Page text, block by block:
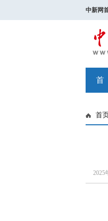
中新网
首
首
2025